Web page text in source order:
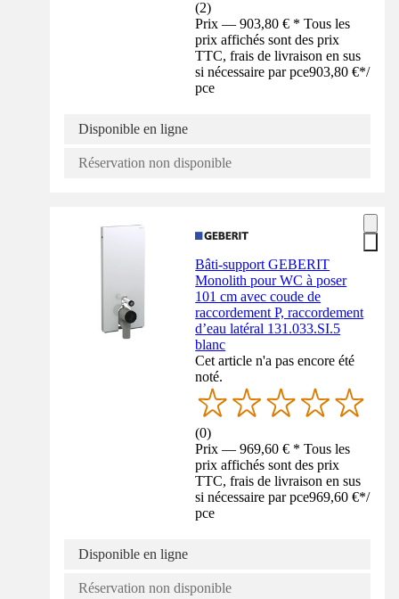
(2)
Prix — 903,80 € * Tous les
prix affichés sont des prix
TTC, frais de livraison en sus
si nécessaire par pce903,80 €*/
pce
Disponible en ligne
Réservation non disponible
Bâti-support GEBERIT
Monolith pour WC à poser
101 cm avec coude de
raccordement P, raccordement
d’eau latéral 131.033.SI.5
blanc
Cet article n'a pas encore été
noté.
(0)
Prix — 969,60 € * Tous les
prix affichés sont des prix
TTC, frais de livraison en sus
si nécessaire par pce969,60 €*/
pce
Disponible en ligne
Réservation non disponible